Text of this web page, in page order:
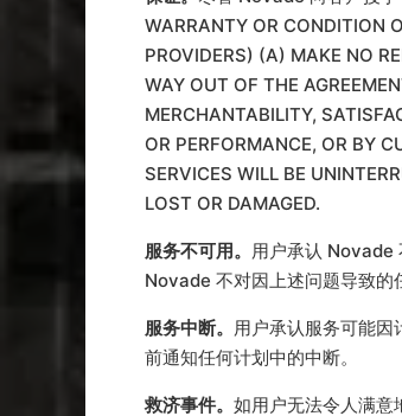
WARRANTY OR CONDITION
PROVIDERS) (A) MAKE NO
WAY OUT OF THE
MERCHANTABILITY,
OR PERFORMANCE, OR BY
SERVICES WILL BE
LOST OR DAMAGED.
服务不可用。 用户承认 Novade
Novade 不对因上述问题导致的
服务中断。 用户承认服务可能
前通知任何计划中的中断。
救济事件。 如用户无法令人满意